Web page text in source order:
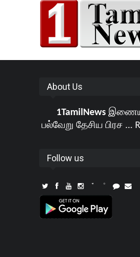
About Us
1TamilNews
பல்வேறு தேசிய பிரச ...
Follow us